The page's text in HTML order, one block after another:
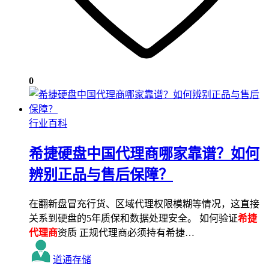
0
行业百科
希捷硬盘中国代理商哪家靠谱？如何
辨别正品与售后保障？
在翻新盘冒充行货、区域代理权限模糊等情况，这直接
关系到硬盘的5年质保和数据处理安全。 如何验证希捷
代理商资质 正规代理商必须持有希捷…
道通存储